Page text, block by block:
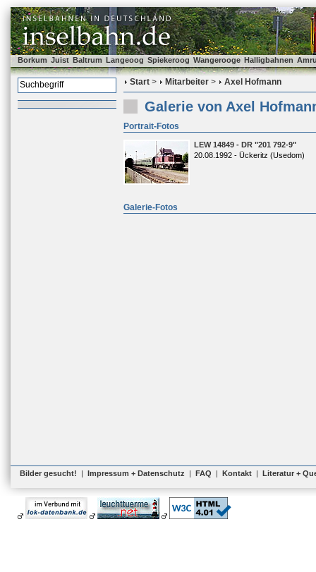
Borkum Juist Baltrum Langeoog Spiekeroog Wangerooge Halligbahnen
Start > Mitarbeiter > Axel Hofmann
Galerie von Axel
Portrait-Fotos
LEW 14849 - DR "201 792-9"
20.08.1992 - Ückeritz (Usedom)
Galerie-Fotos
Bilder gesucht! | Impressum + Datenschutz | FAQ | Kontakt | Literatur +